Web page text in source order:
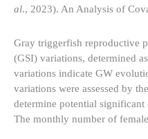
al., 2023). An Analysis of
Gray triggerfish reproductive
(GSI) variations, determined
variations indicate GW
variations were assessed by
determine potential significant
The monthly number of